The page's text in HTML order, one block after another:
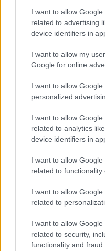
I want to allow
related to advertising
device identifiers in
I want to allow my
Google for online
I want to allow
personalized
I want to allow
related to analytics
device identifiers in
I want to allow
related to functionality
I want to allow
related to
I want to allow
related to security,
functionality and
Σύμφωνα με
πανικοβλήθηκε και
καταστήματος για
Όπως ανέφερε η
συμβάν
οχήματα και οκτώ
μόλις έφτασαν στο
λήξει το συμβάν.